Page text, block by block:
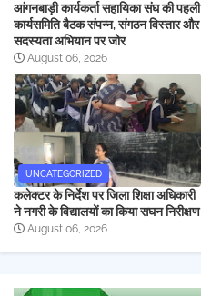
आंगनबाड़ी कार्यकर्ता सहायिका संघ की पहली
कार्यसमिति बैठक संपन्न, संगठन विस्तार और
सदस्यता अभियान पर जोर
August 06, 2026
UNCATEGORIZED
कलेक्टर के निर्देश पर जिला शिक्षा अधिकारी
ने नगरी के विद्यालयों का किया सघन निरीक्षण
August 06, 2026